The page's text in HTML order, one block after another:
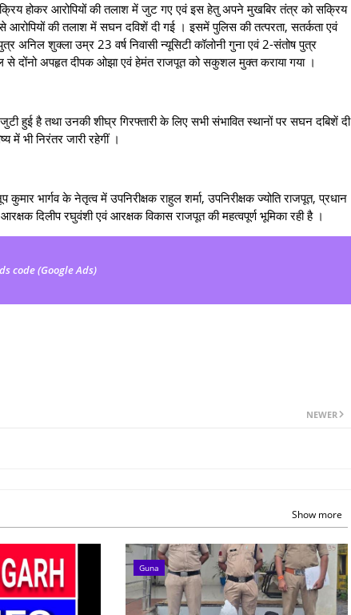
होकर आरोपियों की तलाश में जुट गए एवं इस हेतु अपने मुखबिर तंत्र को सक्रिय
की तलाश में सघन दविशें दी गई । इसमें पुलिस की तत्परता, सतर्कता एवं
अनिल शुक्ला उम्र 23 वर्ष निवासी न्यूसिटी कॉलोनी गुना एवं 2-संतोष पुत्र
से दोंनो अपहृत दीपक ओझा एवं हेमंत राजपूत को सकुशल मुक्त कराया गया ।
है तथा उनकी शीघ्र गिरफ्तारी के लिए सभी संभावित स्थानों पर सघन दबिशें दी
में भी निरंतर जारी रहेगीं ।
के नेतृत्व में उपनिरीक्षक राहुल शर्मा, उपनिरीक्षक ज्योति राजपूत, प्रधान
दिलीप रघुवंशी एवं आरक्षक विकास राजपूत की महत्वपूर्ण भूमिका रही है ।
code (Google Ads)
NEWER
Show more
Guna